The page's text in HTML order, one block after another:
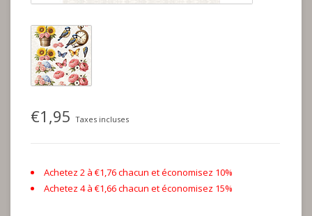
€1,95 Taxes incluses
Achetez 2 à €1,76 chacun et économisez 10%
Achetez 4 à €1,66 chacun et économisez 15%